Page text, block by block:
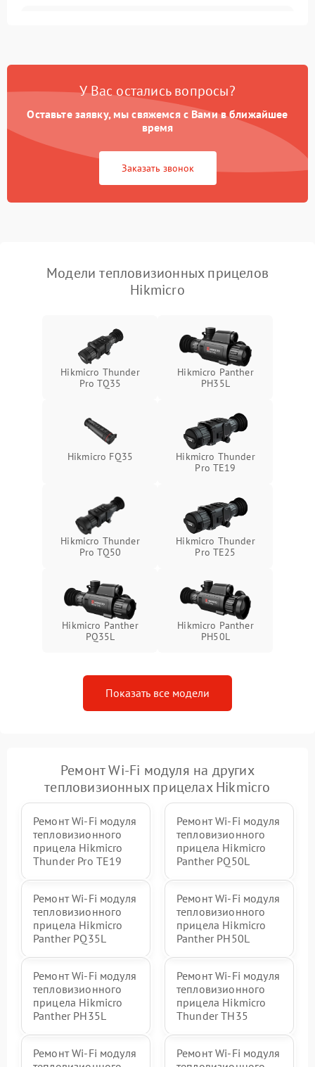
Неисправность системы
Поломка системы GPS 2000 ₽ Подробнее →
Повреждение системы
защиты от перегрузок
1500 ₽
автоматического
1500 ₽ Подробнее →
Неисправность системы
перенапряжения
1500 ₽ Подробнее →
Неисправность системы
защиты от перегрева
1500 ₽ Подробнее →
Поломка системы защиты
от перенапряжения
Подробнее →
Поломка системы защиты
от замыкания
1500 ₽ Подробнее →
У Вас остались вопросы?
Оставьте заявку, мы свяжемся с Вами в ближайшее
время
Заказать звонок
Модели тепловизионных прицелов
Hikmicro
Hikmicro Thunder
Pro TQ35
Hikmicro Panther
PH35L
Hikmicro FQ35
Hikmicro Thunder
Pro TE19
Hikmicro Thunder
Pro TQ50
Hikmicro Thunder
Pro TE25
Hikmicro Panther
PQ35L
Hikmicro Panther
PH50L
Показать все модели
Ремонт Wi-Fi модуля на других
тепловизионных прицелах Hikmicro
Ремонт Wi-Fi модуля
тепловизионного
прицела Hikmicro
Thunder Pro TE19
Ремонт Wi-Fi модуля
тепловизионного
прицела Hikmicro
Panther PQ50L
Ремонт Wi-Fi модуля
тепловизионного
прицела Hikmicro
Panther PQ35L
Ремонт Wi-Fi модуля
тепловизионного
прицела Hikmicro
Panther PH50L
Ремонт Wi-Fi модуля
тепловизионного
прицела Hikmicro
Panther PH35L
Ремонт Wi-Fi модуля
тепловизионного
прицела Hikmicro
Thunder TH35
Ремонт Wi-Fi модуля
Ремонт Wi-Fi модуля